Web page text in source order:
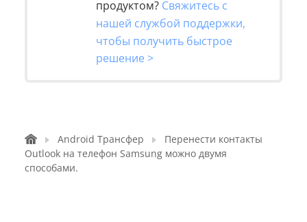
продуктом? Свяжитесь с
нашей службой поддержки,
чтобы получить быстрое
решение >
Android Трансфер
Перенести контакты
Outlook на телефон Samsung можно двумя
способами.